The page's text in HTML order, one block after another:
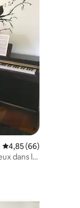
: 4,94 sur 5
Évaluation moyenne
4,85 (66)
dans la